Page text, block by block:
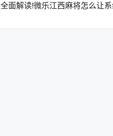
全面解读!微乐江西麻将怎么让